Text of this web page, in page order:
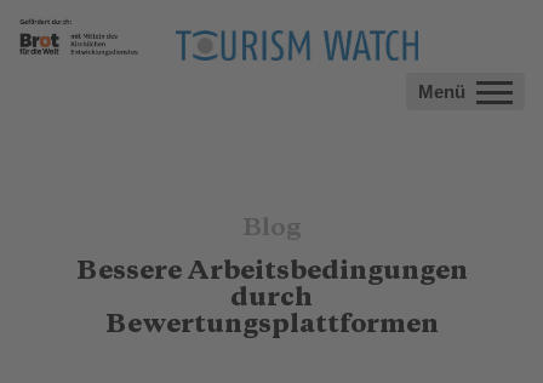
Menü
Blog
Bessere Arbeitsbedingungen
durch
Bewertungsplattformen